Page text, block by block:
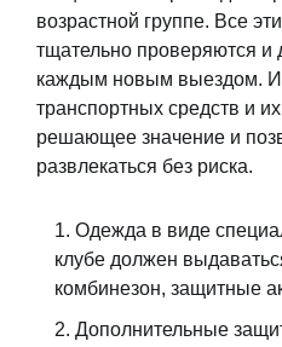
возрастной группе. Все
тщательно проверяются
каждым новым выездом.
транспортных средств и
решающее значение и
развлекаться без риска.
Одежда в виде
клубе должен
комбинезон, защитные
Дополнительные